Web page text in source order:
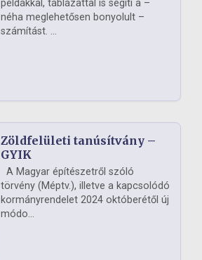
példákkal, táblázattal is segíti a –
néha meglehetősen bonyolult –
számítást. ...
Zöldfelületi tanúsítvány –
GYIK
A Magyar építészetről szóló
törvény (Méptv.), illetve a kapcsolódó
kormányrendelet 2024 októberétől új
módo...